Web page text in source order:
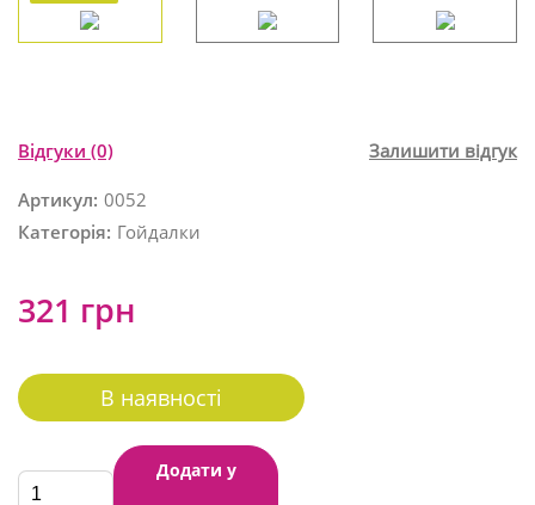
Відгуки (0) Залишити відгук
Артикул: 0052
Категорія: Гойдалки
321 грн
В наявності
Додати у